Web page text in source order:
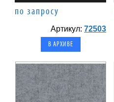
по запросу
Артикул:72503
В АРХИВЕ